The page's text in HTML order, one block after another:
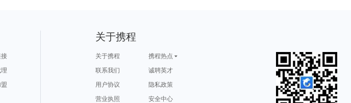
关于携程
关于携程
携程热点
联系我们
诚聘英才
用户协议
隐私政策
营业执照
安全中心